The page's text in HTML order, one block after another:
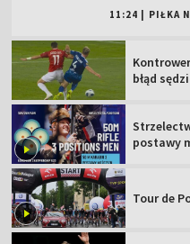
11:24 PIŁKA
błąd
postawy
Tour de